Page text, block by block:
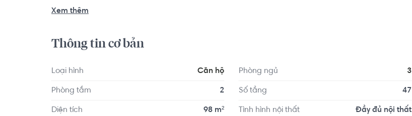
lại thêm dễ dàng hơn.
Căn hộ có vị trí cách Trường Mầm non Cỏ Ba Lá - Clover Montessori Quận 2 khoảng 6.3km, cách
Trường Mầm non Úc Châu khoảng 4.7km. Di chuyển tới VShape Fitness & Yoga Center Quận 2
khoảng 4.9km, F5 Gym And Fitness Center khoảng 4.0km. Tọa lạc tại vị trí thuận tiện di chuyển với
Xem thêm
Thông tin cơ bản
Loại hình Căn hộ Phòng ngủ 3
Phòng tắm 2 Số tầng 47
Diện tích 98 m² Tình hình nội thất Đầy đủ nội thất